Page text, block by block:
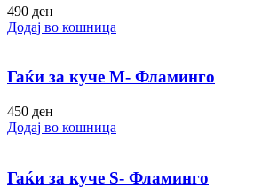
490 ден
Додај во кошница
Гаќи за куче M- Фламинго
450 ден
Додај во кошница
Гаќи за куче S- Фламинго